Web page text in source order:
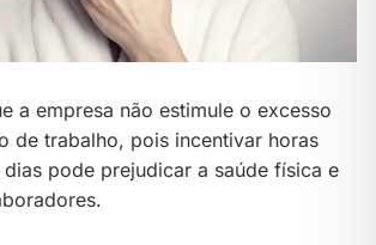
a empresa não estimule o excesso
de trabalho, pois incentivar horas
pode prejudicar a saúde física e